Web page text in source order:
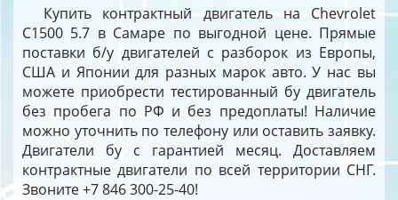
Купить контрактный двигатель на Chevrolet
C1500 5.7 в Самаре по выгодной цене. Прямые
поставки б/у двигателей с разборок из Европы,
США и Японии для разных марок авто. У нас вы
можете приобрести тестированный бу двигатель
без пробега по РФ и без предоплаты! Наличие
можно уточнить по телефону или оставить заявку.
Двигатели бу с гарантией месяц. Доставляем
контрактные двигатели по всей территории СНГ.
Звоните +7 846 300-25-40!